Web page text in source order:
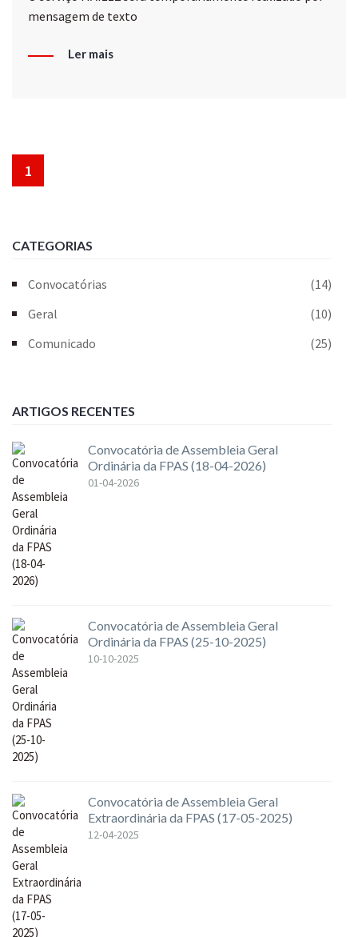
mensagem de texto
Ler mais
1
CATEGORIAS
Convocatórias
(14)
Geral
(10)
Comunicado
(25)
ARTIGOS RECENTES
Convocatória de Assembleia Geral
Ordinária da FPAS (18-04-2026)
01-04-2026
Convocatória de Assembleia Geral
Ordinária da FPAS (25-10-2025)
10-10-2025
Convocatória de Assembleia Geral
Extraordinária da FPAS (17-05-2025)
12-04-2025